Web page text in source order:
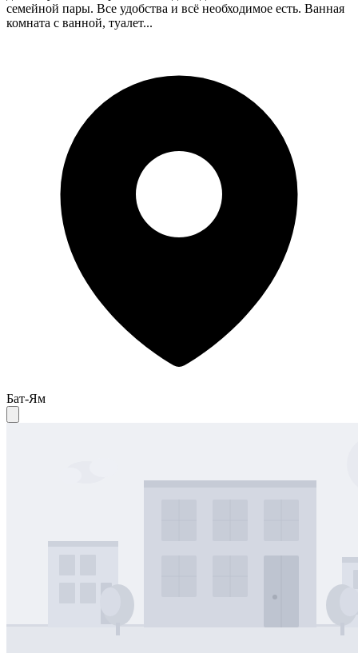
семейной пары. Все удобства и всё необходимое есть. Ванная
комната с ванной, туалет...
Бат-Ям